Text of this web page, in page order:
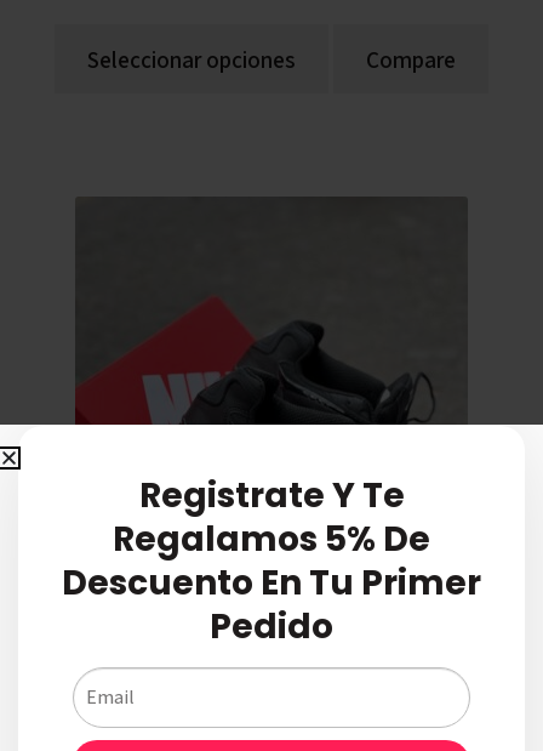
Seleccionar opciones Compare
Registrate Y Te
Regalamos 5% De
Descuento En Tu Primer
Pedido